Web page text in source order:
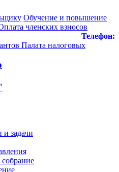
Обучение и повышение
членских взносов
Телефон:
Палата налоговых
задачи